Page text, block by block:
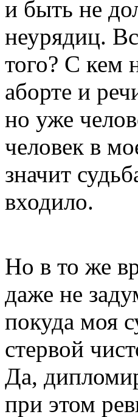
и быть не
неурядиц.
того? С кем
аборте и
но уже
человек в
значит
входило.
Но в то же
даже не
покуда моя
стервой
Да,
при этом